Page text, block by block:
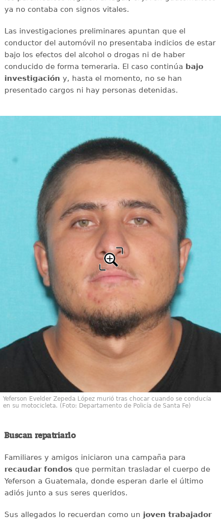
ya no contaba con signos vitales.
Las investigaciones preliminares apuntan que el
conductor del automóvil no presentaba indicios de estar
bajo los efectos del alcohol o drogas ni de haber
conducido de forma temeraria. El caso continúa bajo
investigación y, hasta el momento, no se han
presentado cargos ni hay personas detenidas.
Yeferson Evelder Zepeda López murió tras chocar cuando se conducía
en su motocicleta. (Foto: Departamento de Policía de Santa Fe)
Buscan repatriarlo
Familiares y amigos iniciaron una campaña para
recaudar fondosque permitan trasladar el cuerpo de
Yeferson a Guatemala, donde esperan darle el último
adiós junto a sus seres queridos.
Sus allegados lo recuerdan como un joven trabajador